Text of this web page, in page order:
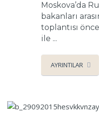
Moskova’da
bakanları
toplantısı
ile ...
AYRINTILAR